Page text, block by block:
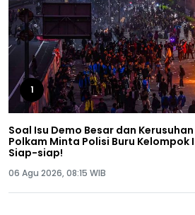
1
Soal Isu Demo Besar dan
Polkam Minta Polisi Buru Kelompok
Siap-siap!
06 Agu 2026, 08:15 WIB